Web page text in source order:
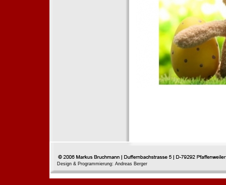
Design & Programmierung: Andreas Berger